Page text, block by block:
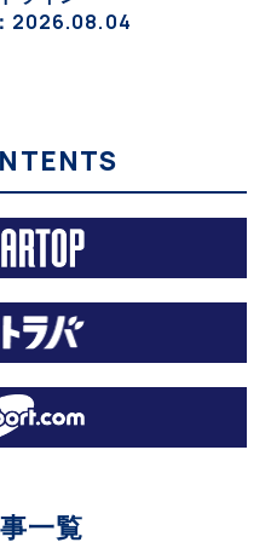
生活【ななみんEVレ
2026.08.04
一覧